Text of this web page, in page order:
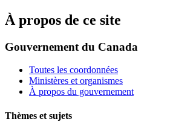
À propos de ce site
Gouvernement du Canada
Toutes les coordonnées
Ministères et organismes
À propos du gouvernement
Thèmes et sujets